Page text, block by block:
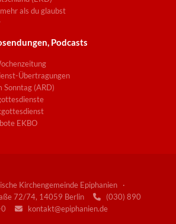
als du glaubst
Podcasts
Übertragungen
Sonntag (ARD)
EKBO
Kirchengemeinde Epiphanien ·
72/74, 14059 Berlin
(030) 890
0
kontakt@epiphanien.de